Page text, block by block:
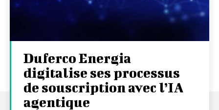
Duferco Energia
digitalise ses processus
de souscription avec l’IA
agentique